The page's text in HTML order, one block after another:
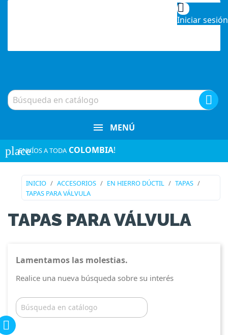


Iniciar sesión
MENÚ
place¡ENVÍOS A TODA COLOMBIA!
INICIO ACCESORIOS EN HIERRO DÚCTIL
TAPAS
TAPAS PARA VÁLVULA
TAPAS PARA VÁLVULA
Lamentamos las molestias.
Realice una nueva búsqueda sobre su interés
